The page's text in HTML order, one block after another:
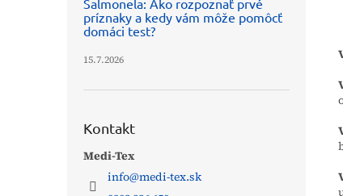
Salmonela: Ako rozpoznať prvé
príznaky a kedy vám môže pomôcť
domáci test?
15.7.2026
Kontakt
Medi-Tex
info@medi-tex.sk